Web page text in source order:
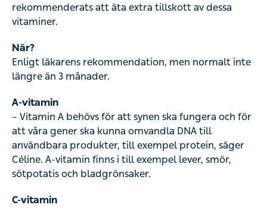
rekommenderats att äta extra tillskott av dessa
vitaminer.
När?
Enligt läkarens rekommendation, men normalt inte
längre än 3 månader.
A-vitamin
– Vitamin A behövs för att synen ska fungera och för
att våra gener ska kunna omvandla DNA till
användbara produkter, till exempel protein, säger
Céline. A-vitamin finns i till exempel lever, smör,
sötpotatis och bladgrönsaker.
C-vitamin